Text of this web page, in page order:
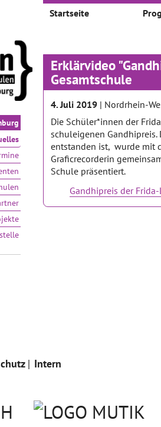
Startseite
Erklärvideo
Gesamtschule
4. Juli 2019 | Nordrhein-
Die Schüler*innen der
schuleigenen
entstanden ist, wurde mit
Graficrecorderin
Schule präsentiert.
Gandhipreis der
Intern